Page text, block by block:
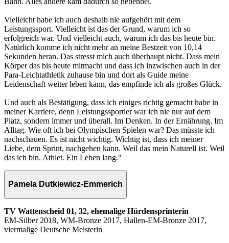
Vielleicht habe ich auch deshalb nie aufgehört mit dem
Leistungssport. Vielleicht ist das der Grund, warum ich so
erfolgreich war. Und vielleicht auch, warum ich das bis heute bin.
Natürlich komme ich nicht mehr an meine Bestzeit von 10,14
Sekunden heran. Das stresst mich auch überhaupt nicht. Dass mein
Körper das bis heute mitmacht und dass ich inzwischen auch in der
Para-Leichtathletik zuhause bin und dort als Guide meine
Leidenschaft weiter leben kann, das empfinde ich als großes Glück.
Und auch als Bestätigung, dass ich einiges richtig gemacht habe in
meiner Karriere, denn Leistungssportler war ich nie nur auf dem
Platz, sondern immer und überall. Im Denken. In der Ernährung. Im
Alltag. Wie oft ich bei Olympischen Spielen war? Das müsste ich
nachschauen. Es ist nicht wichtig. Wichtig ist, dass ich meiner
Liebe, dem Sprint, nachgehen kann. Weil das mein Naturell ist. Weil
das ich bin. Athlet. Ein Leben lang."
Pamela Dutkiewicz-Emmerich
TV Wattenscheid 01, 32, ehemalige Hürdensprinterin
EM-Silber 2018, WM-Bronze 2017, Hallen-EM-Bronze 2017,
viermalige Deutsche Meisterin